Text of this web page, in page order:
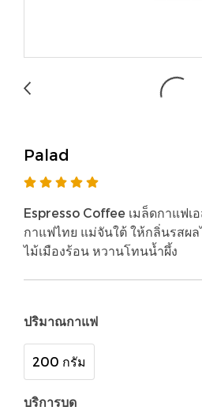
Palad
Espresso Coffee เมล็ดกาแฟเ
กาแฟไทย แม่จันใต้ ให้กลิ่นรสผ
ไม้เมืองร้อน หวานโทนน้ำผึ้ง
ปริมาณกาแฟ
200 กรัม
บริการบด